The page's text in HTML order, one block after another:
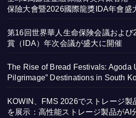
保險大會暨2026國際龍獎IDA年會盛
第16回世界華人生命保険会議および
賞（IDA）年次会議が盛大に開催
The Rise of Bread Festivals: Agoda
Pilgrimage” Destinations in South
KOWIN、FMS 2026でストレージ製
を展示：高性能ストレージ製品がAI